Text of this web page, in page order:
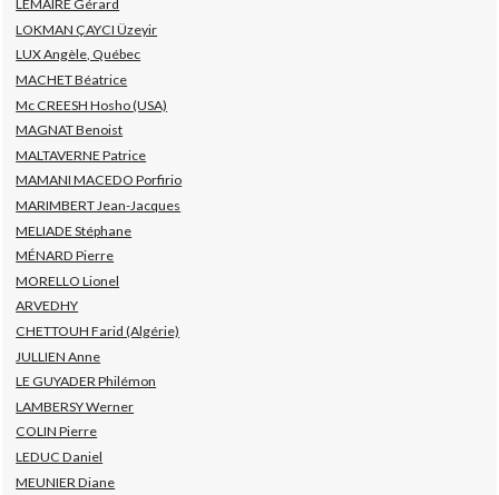
LEMAIRE Gérard
LOKMAN ÇAYCI Üzeyir
LUX Angèle, Québec
MACHET Béatrice
Mc CREESH Hosho (USA)
MAGNAT Benoist
MALTAVERNE Patrice
MAMANI MACEDO Porfirio
MARIMBERT Jean-Jacques
MELIADE Stéphane
MÉNARD Pierre
MORELLO Lionel
ARVEDHY
CHETTOUH Farid (Algérie)
JULLIEN Anne
LE GUYADER Philémon
LAMBERSY Werner
COLIN Pierre
LEDUC Daniel
MEUNIER Diane